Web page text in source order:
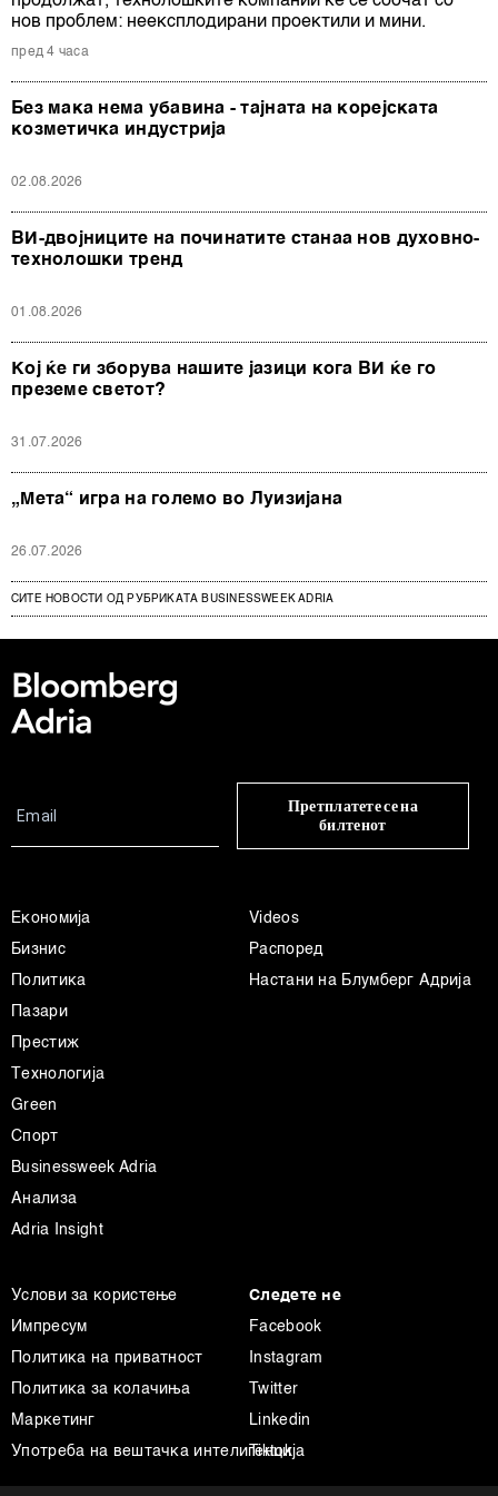
нов проблем: неексплодирани проектили и мини.
пред 4 часа
Без мака нема убавина - тајната на корејската
козметичка индустрија
02.08.2026
ВИ-двојниците на починатите станаа нов духовно-
технолошки тренд
01.08.2026
Кој ќе ги зборува нашите јазици кога ВИ ќе го
преземе светот?
31.07.2026
„Мета“ игра на големо во Луизијана
26.07.2026
СИТЕ НОВОСТИ ОД РУБРИКАТА BUSINESSWEEK ADRIA
Претплатете се на
билтенот
Економија
Бизнис
Политика
Пазари
Престиж
Технологија
Green
Спорт
Businessweek Adria
Анализа
Adria Insight
Videos
Распоред
Настани на Блумберг Адрија
Услови за користење
Импресум
Политика на приватност
Политика за колачиња
Маркетинг
Употреба на вештачка интелигенција
Следете не
Facebook
Instagram
Twitter
Linkedin
Tiktok